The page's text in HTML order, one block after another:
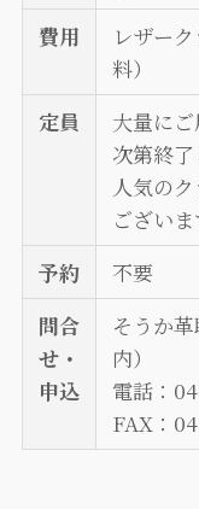
費用
レザー
料）
定員
大量に
次第終了
人気の
ございま
予約
不要
問合
せ・
申込
そうか
内）
電話：
FAX：